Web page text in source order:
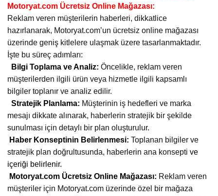
Motoryat.com Ücretsiz Online Mağazası:
Reklam veren müşterilerin haberleri, dikkatlice
hazırlanarak, Motoryat.com’un ücretsiz online mağazası
üzerinde geniş kitlelere ulaşmak üzere tasarlanmaktadır.
İşte bu süreç adımları:
Bilgi Toplama ve Analiz: Öncelikle, reklam veren
müşterilerden ilgili ürün veya hizmetle ilgili kapsamlı
bilgiler toplanır ve analiz edilir.
Stratejik Planlama: Müşterinin iş hedefleri ve marka
mesajı dikkate alınarak, haberlerin stratejik bir şekilde
sunulması için detaylı bir plan oluşturulur.
Haber Konseptinin Belirlenmesi: Toplanan bilgiler ve
stratejik plan doğrultusunda, haberlerin ana konsepti ve
içeriği belirlenir.
Motoryat.com Ücretsiz Online Mağazası: Reklam veren
müşteriler için Motoryat.com üzerinde özel bir mağaza